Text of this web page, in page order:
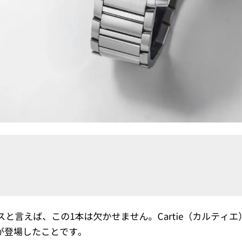
と言えば、この1本は欠かせません。Cartie（カルティ
場したことです。